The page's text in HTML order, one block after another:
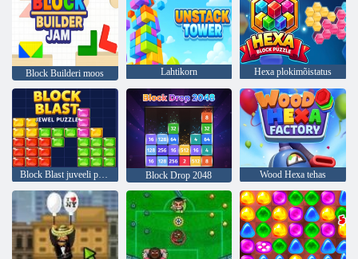
Block Builderi moos Lahtikorn Hexa plokimõistatus
Block Blast juveeli pusle Block Drop 2048 Wood Hexa tehas